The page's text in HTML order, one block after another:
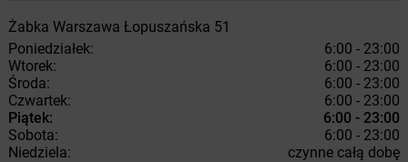
Żabka Warszawa Łopuszańska 51
Poniedziałek:
6:00 - 23:00
Wtorek:
6:00 - 23:00
Środa:
6:00 - 23:00
Czwartek:
6:00 - 23:00
Piątek:
6:00 - 23:00
Sobota:
6:00 - 23:00
Niedziela:
czynne całą dobę